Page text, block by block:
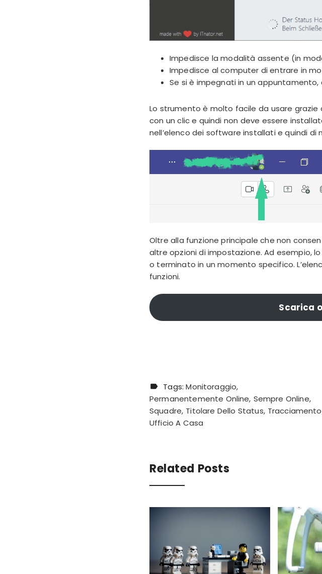
Impedisce la modalità assente (in
Impedisce al computer di entrare in
Se si è impegnati in un
Lo strumento è molto facile da usare grazie
con un clic e quindi non deve essere
nell’elenco dei software installati e quindi
Oltre alla funzione principale che non
altre opzioni di impostazione. Ad esempio,
o terminato in un momento specifico.
funzioni.
Scarica
Tags:Monitoraggio
Permanentemente Online Sempre Online
Squadre Titolare Dello Status Tracciamento
Ufficio A Casa
Related Posts